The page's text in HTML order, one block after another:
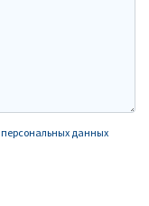
персональных данных